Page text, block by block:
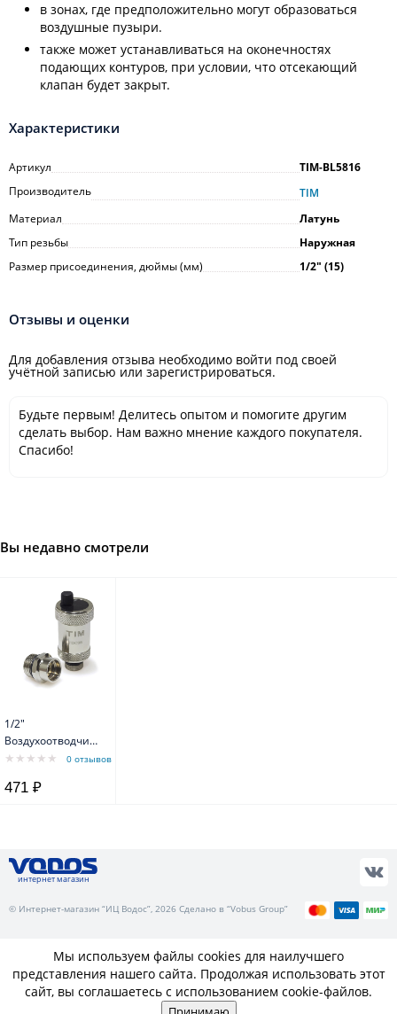
в зонах, где предположительно могут образоваться
воздушные пузыри.
также может устанавливаться на оконечностях
подающих контуров, при условии, что отсекающий
клапан будет закрыт.
Характеристики
Артикул
TIM-BL5816
Производитель
TIM
Материал
Латунь
Тип резьбы
Наружная
Размер присоединения, дюймы (мм)
1/2ʺ (15)
Отзывы и оценки
Для добавления отзыва необходимо войти под своей
учётной записью или зарегистрироваться.
Будьте первым! Делитесь опытом и помогите другим
сделать выбор. Нам важно мнение каждого покупателя.
Спасибо!
Вы недавно смотрели
1/2"
Воздухоотводчик
автоматический
запорным
0 отзывов
471 ₽
интернет магазин
© Интернет-магазин “ИЦ Водос”, 2026 Сделано в “Vobus Group”
Мы используем файлы cookies для наилучшего
представления нашего сайта. Продолжая использовать этот
сайт, вы соглашаетесь с использованием cookie-файлов.